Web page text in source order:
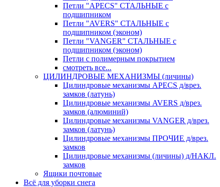
Петли "APECS" СТАЛЬНЫЕ с
подшипником
Петли "AVERS" СТАЛЬНЫЕ с
подшипником (эконом)
Петли "VANGER" СТАЛЬНЫЕ с
подшипником (эконом)
Петли с полимерным покрытием
смотреть все...
ЦИЛИНДРОВЫЕ МЕХАНИЗМЫ (личины)
Цилиндровые механизмы APECS д/врез.
замков (латунь)
Цилиндровые механизмы AVERS д/врез.
замков (алюминий)
Цилиндровые механизмы VANGER д/врез.
замков (латунь)
Цилиндровые механизмы ПРОЧИЕ д/врез.
замков
Цилиндровые механизмы (личины) д/НАКЛ.
замков
Ящики почтовые
Всё для уборки снега